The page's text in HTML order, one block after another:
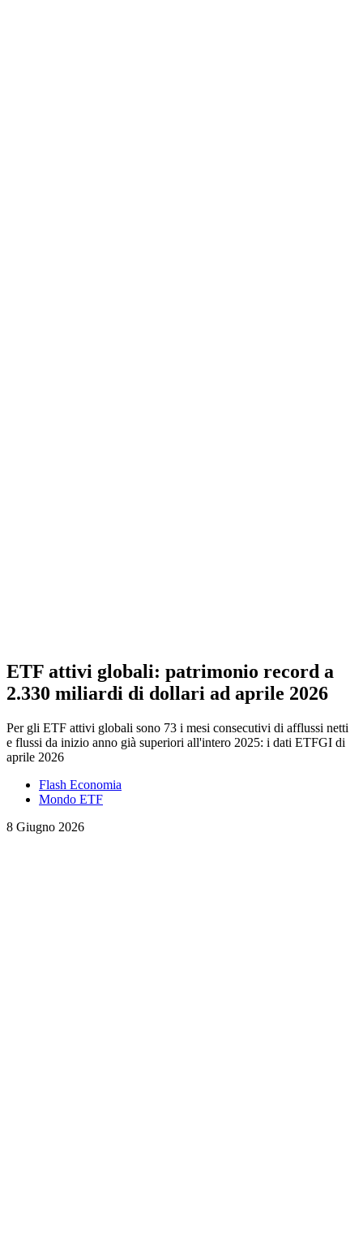
ETF attivi globali: patrimonio record a
2.330 miliardi di dollari ad aprile 2026
Per gli ETF attivi globali sono 73 i mesi consecutivi di afflussi netti
e flussi da inizio anno già superiori all'intero 2025: i dati ETFGI di
aprile 2026
Flash Economia
Mondo ETF
8 Giugno 2026